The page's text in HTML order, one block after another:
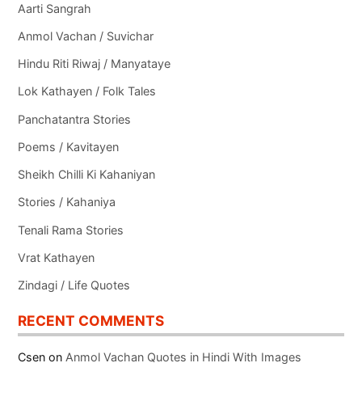
Aarti Sangrah
Anmol Vachan / Suvichar
Hindu Riti Riwaj / Manyataye
Lok Kathayen / Folk Tales
Panchatantra Stories
Poems / Kavitayen
Sheikh Chilli Ki Kahaniyan
Stories / Kahaniya
Tenali Rama Stories
Vrat Kathayen
Zindagi / Life Quotes
RECENT COMMENTS
Csen on Anmol Vachan Quotes in Hindi With Images